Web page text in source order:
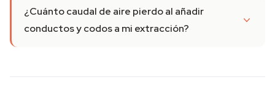
¿Cuánto caudal de aire pierdo al añadir
conductos y codos a mi extracción?